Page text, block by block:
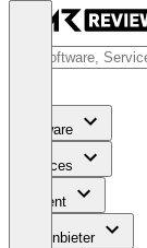
Software
Services
Content
Für Anbieter